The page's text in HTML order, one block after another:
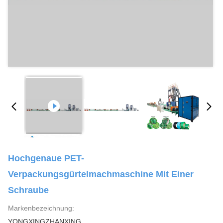
Hochgenaue PET-
Verpackungsgürtelmachmaschine Mit Einer
Schraube
Markenbezeichnung: